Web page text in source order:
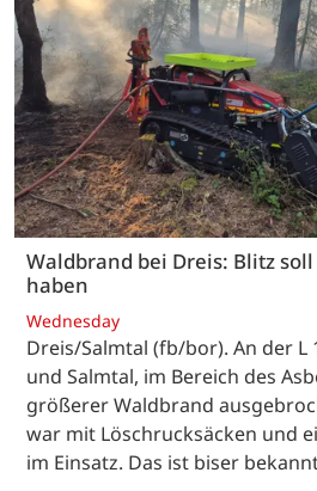
Waldbrand bei Dreis: Blitz
haben
Wednesday
Dreis/Salmtal (fb/bor). An der L
und Salmtal, im Bereich des
größerer Waldbrand
war mit Löschrucksäcken und
im Einsatz. Das ist biser